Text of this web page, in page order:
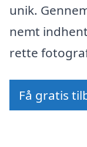
unik.
nemt
rette
Få gratis